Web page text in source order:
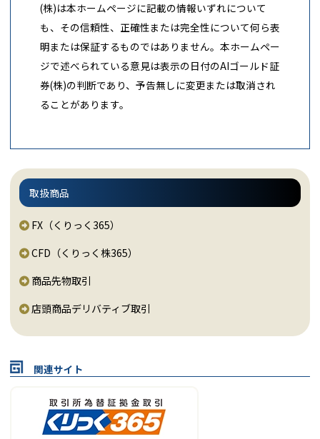
(株)は本ホームページに記載の情報いずれについて
も、その信頼性、正確性または完全性について何ら表
明または保証するものではありません。本ホームペー
ジで述べられている意見は表示の日付のAIゴールド証
券(株)の判断であり、予告無しに変更または取消され
ることがあります。
取扱商品
FX（くりっく365）
CFD（くりっく株365）
商品先物取引
店頭商品デリバティブ取引
関連サイト